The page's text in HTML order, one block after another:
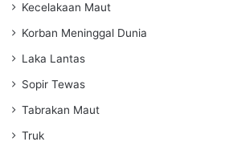
Kecelakaan Maut
Korban Meninggal Dunia
Laka Lantas
Sopir Tewas
Tabrakan Maut
Truk